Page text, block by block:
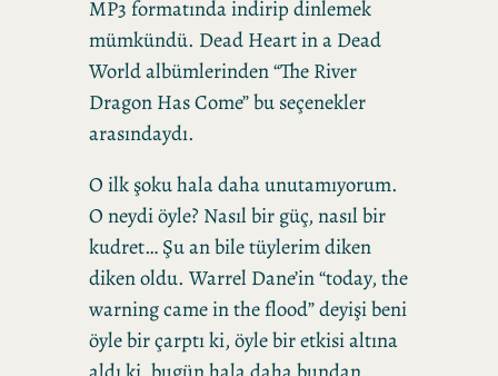
MP3 formatında indirip dinlemek
mümkündü. Dead Heart in a Dead
World albümlerinden “The River
Dragon Has Come” bu seçenekler
arasındaydı.
O ilk şoku hala daha unutamıyorum.
O neydi öyle? Nasıl bir güç, nasıl bir
kudret… Şu an bile tüylerim diken
diken oldu. Warrel Dane’in “today, the
warning came in the flood” deyişi beni
öyle bir çarptı ki, öyle bir etkisi altına